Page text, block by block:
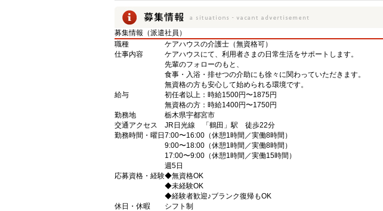
募集情報（派遣社員）
職種
ケアハウスの介護士（無資格可）
仕事内容
ケアハウスにて、利用者さまの日常生活をサポートします。
先輩のフォローのもと、
食事・入浴・排せつの介助にも徐々に関わっていただきます。
無資格の方も安心して始められる環境です。
給与
初任者以上：時給1500円〜1875円
無資格の方：時給1400円〜1750円
勤務地
栃木県宇都宮市
交通アクセス
JR日光線 「鶴田」駅 徒歩22分
勤務時間・曜日 7:00〜16:00（休憩1時間／実働8時間）
9:00〜18:00（休憩1時間／実働8時間）
17:00〜9:00（休憩1時間／実働15時間）
週5日
応募資格・経験◆無資格OK
◆未経験OK
◆経験者歓迎♪ブランク復帰もOK
休日・休暇
シフト制